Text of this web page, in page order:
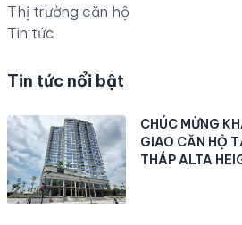
Thị trường căn hộ
Tin tức
Tin tức nổi bật
CHÚC MỪNG
GIAO CĂN HỘ
THÁP ALTA